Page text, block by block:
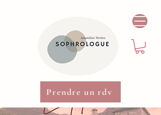
Prendre un rdv